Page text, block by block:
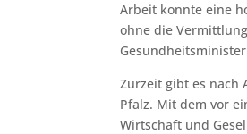
Arbeit konnte eine
ohne die
Zurzeit gibt es nach
Pfalz. Mit dem vor
Wirtschaft und